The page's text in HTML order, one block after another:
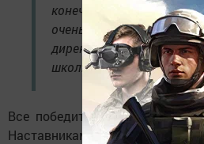
конечно же,
очень любим и ждем», —
директор Камско-
школы Алсу Таировна
Все победители награждены
Наставникам также